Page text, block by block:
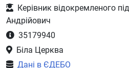
Керівник відокремленого
Андрійович
35179940
Біла Церква
Дані в ЄДЕБО